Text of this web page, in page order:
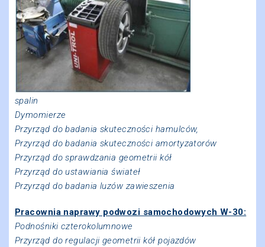
spalin
Dymomierze
Przyrząd do badania skuteczności hamulców,
Przyrząd do badania skuteczności amortyzatorów
Przyrząd do sprawdzania geometrii kół
Przyrząd do ustawiania świateł
Przyrząd do badania luzów zawieszenia
Pracownia naprawy podwozi samochodowych W-30:
Podnośniki czterokolumnowe
Przyrząd do regulacji geometrii kół pojazdów